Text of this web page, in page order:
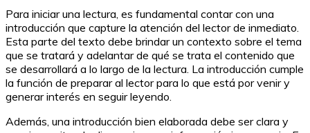
Para iniciar una lectura, es fundamental contar con una
introducción que capture la atención del lector de inmediato.
Esta parte del texto debe brindar un contexto sobre el tema
que se tratará y adelantar de qué se trata el contenido que
se desarrollará a lo largo de la lectura. La introducción cumple
la función de preparar al lector para lo que está por venir y
generar interés en seguir leyendo.
Además, una introducción bien elaborada debe ser clara y